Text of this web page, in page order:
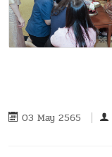
03 May 2565